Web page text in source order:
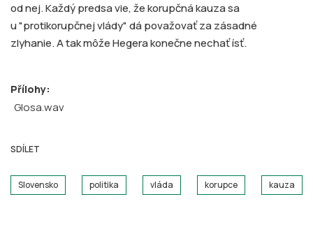
od nej. Každý predsa vie, že korupčná kauza sa
u "protikorupčnej vlády" dá považovať za zásadné
zlyhanie. A tak môže Hegera konečne nechať ísť.
Přílohy:
Glosa.wav
SDÍLET
Slovensko politika vláda korupce kauza